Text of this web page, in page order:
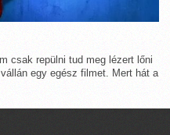
csak repülni tud meg lézert lőni
egy egész filmet. Mert hát a